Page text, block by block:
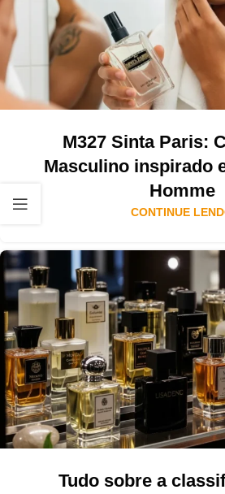
M327 Sinta Paris:
Masculino inspirado
Homme
CONTINUE
Tudo sobre a